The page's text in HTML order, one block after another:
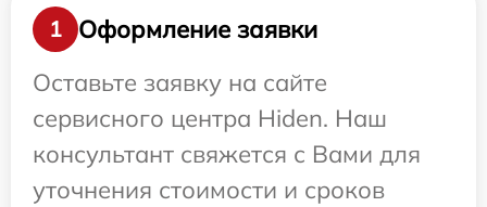
1
Оформление заявки
Оставьте заявку на сайте
сервисного центра Hiden. Наш
консультант свяжется с Вами для
уточнения стоимости и сроков